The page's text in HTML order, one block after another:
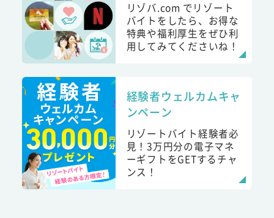
リゾバ.com でリゾート
バイトをしたら、お得な
特典や福利厚生をぜひ利
用してみてくださいね！
経験者ウェルカムキャ
ンペーン
リゾートバイト経験者必
見！3万円分の電子マネ
ーギフトをGETするチャ
ンス！